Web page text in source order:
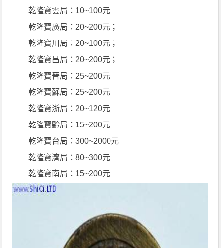
乾隆寶雲局：10~100元
乾隆寶廣局：20~200元；
乾隆寶川局：20~100元；
乾隆寶昌局：20~200元；
乾隆寶晉局：25~200元
乾隆寶蘇局：25~200元
乾隆寶浙局：20~120元
乾隆寶黔局：15~200元
乾隆寶台局：300~2000元
乾隆寶濟局：80~300元
乾隆寶南局：15~200元